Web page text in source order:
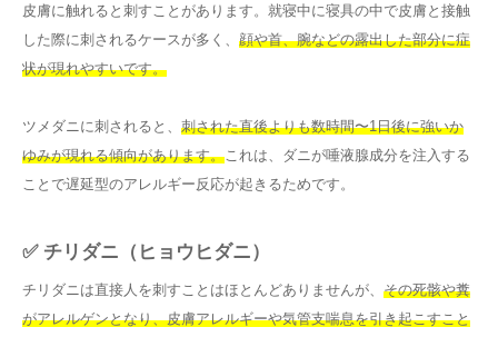
皮膚に触れると刺すことがあります。就寝中に寝具の中で皮膚と接触
した際に刺されるケースが多く、 顔や首、腕などの露出した部分に症
状が現れやすいです。
ツメダニに刺されると、 刺された直後よりも数時間〜1日後に強いか
ゆみが現れる傾向があります。 これは、ダニが唾液腺成分を注入する
ことで遅延型のアレルギー反応が起きるためです。
✅ チリダニ（ヒョウヒダニ）
チリダニは直接人を刺すことはほとんどありませんが、 その死骸や糞
がアレルゲンとなり、皮膚アレルギーや気管支喘息を引き起こすこと